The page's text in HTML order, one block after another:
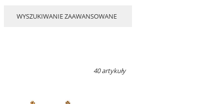
WYSZUKIWANIE ZAAWANSOWANE
40 artykuły